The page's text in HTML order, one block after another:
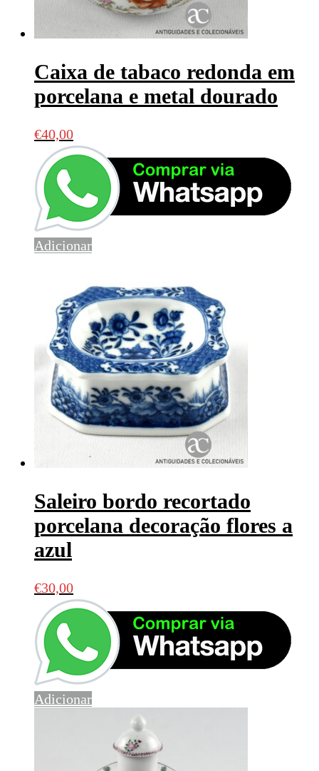
Caixa de tabaco redonda em
porcelana e metal dourado
€40,00
Adicionar
Saleiro bordo recortado
porcelana decoração flores a
azul
€30,00
Adicionar